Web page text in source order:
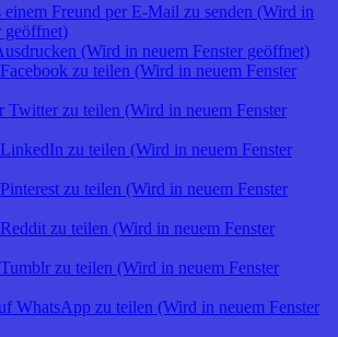
Freund per E-Mail zu senden (Wird in
geöffnet)
(Wird in neuem Fenster geöffnet)
zu teilen (Wird in neuem Fenster
Twitter zu teilen (Wird in neuem Fenster
zu teilen (Wird in neuem Fenster
zu teilen (Wird in neuem Fenster
zu teilen (Wird in neuem Fenster
zu teilen (Wird in neuem Fenster
WhatsApp zu teilen (Wird in neuem Fenster